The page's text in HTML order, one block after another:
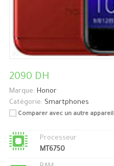
2090 DH
Marque: Honor
Catégorie: Smartphones
Comparer avec un autre appareil
Processeur
MT6750